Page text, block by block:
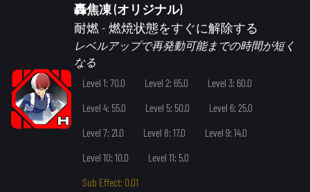
轟焦凍 (オリジナル)
耐燃 - 燃焼状態をすぐに解除する
レベルアップで再発動可能までの時間が短く
なる
Level 1: 70.0
Level 2: 65.0
Level 3: 60.0
Level 4: 55.0
Level 5: 50.0
Level 6: 25.0
Level 7: 21.0
Level 8: 17.0
Level 9: 14.0
Level 10: 10.0
Level 11: 5.0
Sub Effect: 0.01